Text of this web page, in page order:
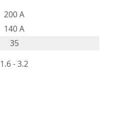
200 A
140 A
35
1.6 - 3.2